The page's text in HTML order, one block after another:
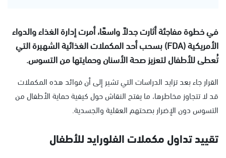
في خطوة مفاجئة أثارت جدلاً واسعًا، أمرت إدارة الغذاء والدواء
الأمريكية (FDA) بسحب أحد المكملات الغذائية الشهيرة التي
تُعطى للأطفال لتعزيز صحة الأسنان وحمايتها من التسوس.
القرار جاء بعد تزايد الدراسات التي تشير إلى أن فوائد هذه المكملات
قد لا تتجاوز مخاطرها، ما يفتح النقاش حول كيفية حماية الأطفال من
التسوس دون الإضرار بصحتهم العقلية والجسدية.
تقييد تداول مكملات الفلورايد للأطفال